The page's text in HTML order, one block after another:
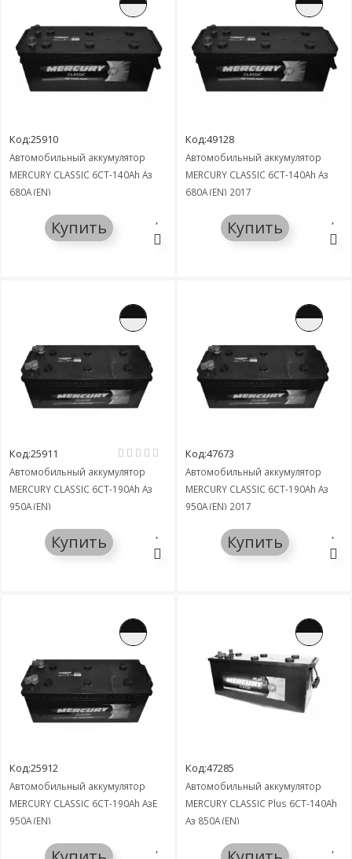
Код:25910
Автомобильный аккумулятор
MERCURY CLASSIC 6СТ-140Ah Аз
680A (EN)
Купить
Код:49128
Автомобильный аккумулятор
MERCURY CLASSIC 6СТ-140Ah Аз
680A (EN) 2017
Купить
Код:25911
Автомобильный аккумулятор
MERCURY CLASSIC 6СТ-190Ah Аз
950A (EN)
Купить
Код:47673
Автомобильный аккумулятор
MERCURY CLASSIC 6СТ-190Ah Аз
950A (EN) 2017
Купить
Код:25912
Автомобильный аккумулятор
MERCURY CLASSIC 6СТ-190Ah АзЕ
950A (EN)
Код:47285
Автомобильный аккумулятор
MERCURY CLASSIC Plus 6СТ-140Ah
Аз 850A (EN)